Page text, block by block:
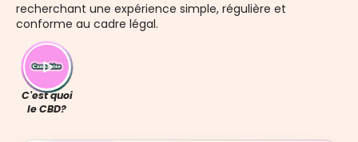
recherchant une expérience simple, régulière et
conforme au cadre légal.
C'est quoi
le CBD?